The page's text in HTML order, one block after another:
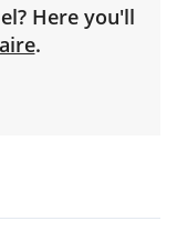
Here you'll
.